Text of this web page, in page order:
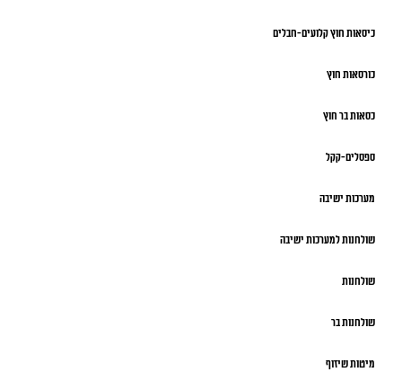
כיסאות חוץ קלועים-חבלים
כורסאות חוץ
כסאות בר חוץ
ספסלים-קקל
מערכות ישיבה
שולחנות למערכות ישיבה
שולחנות
שולחנות בר
מיטות שיזוף